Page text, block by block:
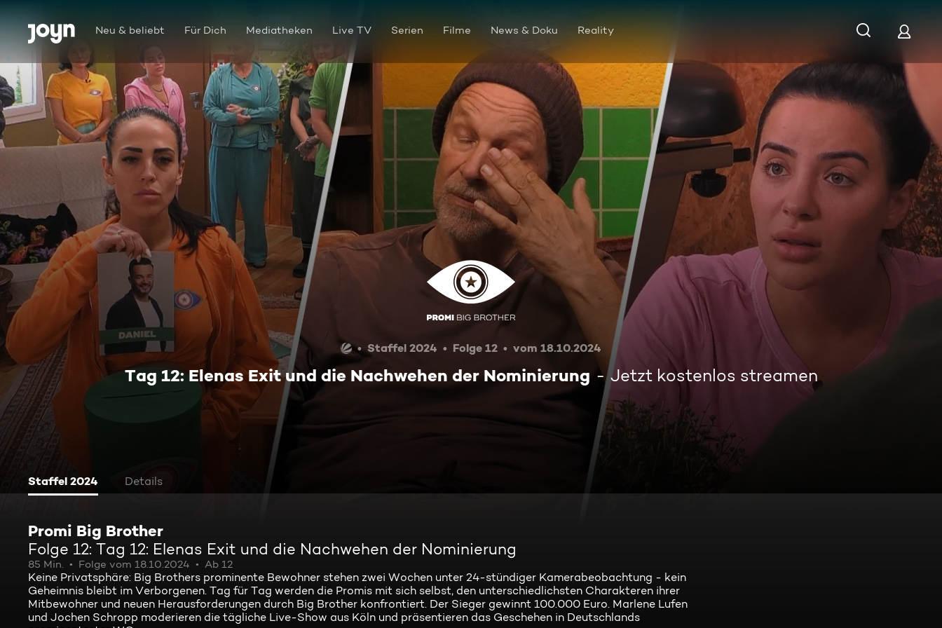
Zum Inhalt springen
Barrierefrei Neu & beliebt Für Dich Mediatheken Live TV Serien Filme News & Doku Reality
Tag 12: Elenas Exit und die Nachwehen der Nominierung
Staffel 2024 Folge 12 vom 18.10.2024
Tag 12: Elenas Exit und die Nachwehen der Nominierung Jetzt kostenlos streamen
Staffel 2024 Details
Promi Big Brother
Folge 12: Tag 12: Elenas Exit und die Nachwehen der Nominierung
85 Min. Folge vom 18.10.2024 Ab 12
Keine Privatsphäre: Big Brothers prominente Bewohner stehen zwei Wochen unter 24-stündiger Kamerabeobachtung - kein
Geheimnis bleibt im Verborgenen. Tag für Tag werden die Promis mit sich selbst, den unterschiedlichsten Charakteren ihrer
Mitbewohner und neuen Herausforderungen durch Big Brother konfrontiert. Der Sieger gewinnt 100.000 Euro. Marlene Lufen
und Jochen Schropp moderieren die tägliche Live-Show aus Köln und präsentieren das Geschehen in Deutschlands